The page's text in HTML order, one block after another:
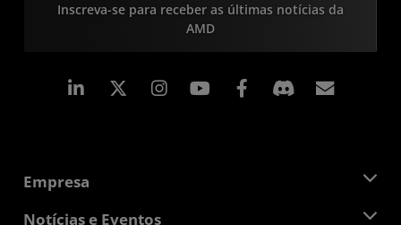
Inscreva-se para receber as últimas notícias da
AMD
Linkedin Instagram Facebook
Empresa
Sobre a AMD
Notícias e Eventos